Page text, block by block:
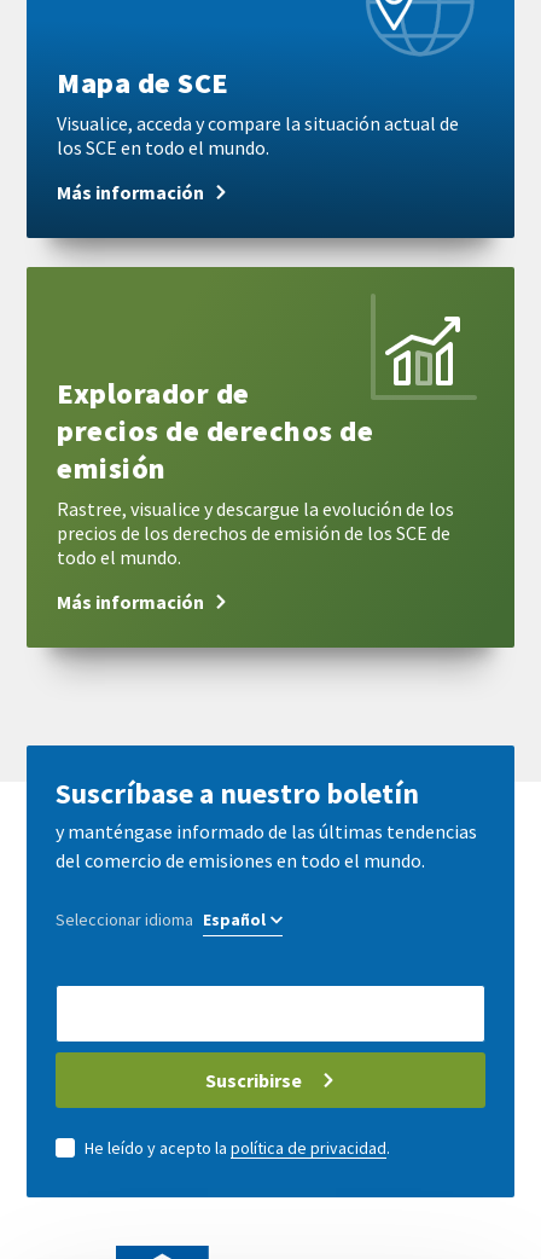
Mapa de SCE
Visualice, acceda y compare la situación actual de
los SCE en todo el mundo.
Más información
Explorador de
precios de derechos de
emisión
Rastree, visualice y descargue la evolución de los
precios de los derechos de emisión de los SCE de
todo el mundo.
Más información
Suscríbase a nuestro boletín
y manténgase informado de las últimas tendencias
del comercio de emisiones en todo el mundo.
Seleccionar idioma
E-
address
Suscribirse
He leído y acepto la política de privacidad.